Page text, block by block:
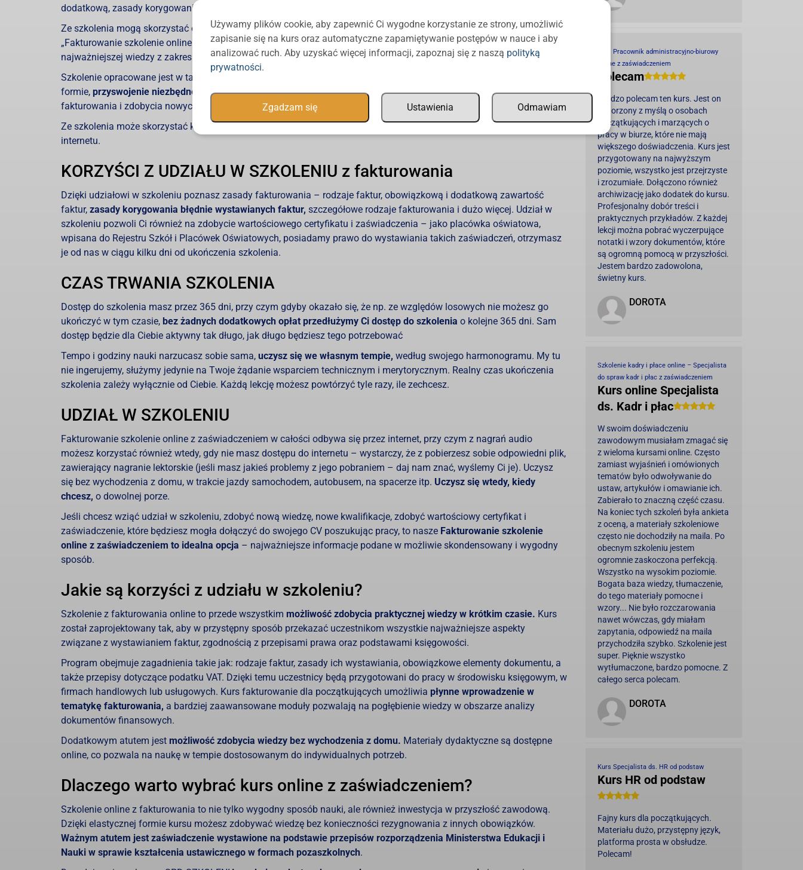
dodatkową, zasady korygowania błędów na fakturach, przechowywania faktur wystawiania faktur do paragonów itp.
Ze szkolenia mogą skorzystać osoby, które chcą się przekwalifikować czy po prostu zdobyć nowy zawód. Nasze
„Fakturowanie szkolenie online z zaświadczeniem” to wygoda i prostota korzystania, a przede wszystkim pigułka
najważniejszej wiedzy z zakresu fakturowania i stosowania jej w praktyce.
Szkolenie opracowane jest w taki sposób, aby umożliwić Ci, w stosunkowo krótkim czasie i w maksymalnie wygodnej
formie, przyswojenie niezbędnej wiedzy z zakresu wystawiania faktur.To idealny wstęp do opanowania umiejętności
fakturowania i zdobycia nowych kwalifikacji.
Ze szkolenia może skorzystać każda pełnoletnia osoba.Nie ma tu żadnych wymagań technicznych,
poza dostępem do
internetu.
KORZYŚCI Z UDZIAŁU W SZKOLENIU z fakturowania
Dzięki udziałowi w szkoleniu poznasz zasady fakturowania – rodzaje faktur, obowiązkową i dodatkową zawartość
faktur, zasady korygowania błędnie wystawianych faktur, szczegółowe rodzaje fakturowania i dużo więcej. Udział w
szkoleniu pozwoli Ci również na zdobycie wartościowego certyfikatu i zaświadczenia – jako placówka oświatowa,
wpisana do Rejestru Szkół i Placówek Oświatowych, posiadamy prawo do wystawiania takich zaświadczeń, otrzymasz
je od nas w ciągu kilku dni od ukończenia szkolenia.
CZAS TRWANIA SZKOLENIA
Dostęp do szkolenia masz przez 365 dni, przy czym gdyby okazało się, że np. ze względów losowych nie możesz go
ukończyć w tym czasie, bez żadnych dodatkowych opłat przedłużymy Ci dostęp do szkolenia o kolejne 365 dni. Sam
dostęp będzie dla Ciebie aktywny tak długo, jak długo będziesz tego potrzebować
Tempo i godziny nauki narzucasz sobie sama, uczysz się we własnym tempie, według swojego harmonogramu. My tu
nie ingerujemy, służymy jedynie na Twoje żądanie wsparciem technicznym i merytorycznym. Realny czas ukończenia
szkolenia zależy wyłącznie od Ciebie. Każdą lekcję możesz powtórzyć tyle razy, ile zechcesz.
UDZIAŁ W SZKOLENIU
Fakturowanie szkolenie online z zaświadczeniem w całości odbywa się przez internet, przy czym z nagrań audio
możesz korzystać również wtedy, gdy nie masz dostępu do internetu – wystarczy, że z pobierzesz sobie odpowiedni plik,
zawierający nagranie lektorskie (jeśli masz jakieś problemy z jego pobraniem – daj nam znać, wyślemy Ci je). Uczysz
się bez wychodzenia z domu, w trakcie jazdy samochodem, autobusem, na spacerze itp. Uczysz się wtedy, kiedy
chcesz, o dowolnej porze.
Jeśli chcesz wziąć udział w szkoleniu, zdobyć nową wiedzę, nowe kwalifikacje, zdobyć wartościowy certyfikat i
zaświadczenie, które będziesz mogła dołączyć do swojego CV poszukując pracy, to nasze Fakturowanie szkolenie
online z zaświadczeniem to idealna opcja – najważniejsze informacje podane w możliwie skondensowany i wygodny
sposób.
Jakie są korzyści z udziału w szkoleniu?
Szkolenie z fakturowania online to przede wszystkim możliwość zdobycia praktycznej wiedzy w krótkim czasie. Kurs
został zaprojektowany tak, aby w przystępny sposób przekazać uczestnikom wszystkie najważniejsze aspekty
związane z wystawianiem faktur, zgodnością z przepisami prawa oraz podstawami księgowości.
Program obejmuje zagadnienia takie jak: rodzaje faktur, zasady ich wystawiania, obowiązkowe elementy dokumentu, a
także przepisy dotyczące podatku VAT. Dzięki temu uczestnicy będą przygotowani do pracy w środowisku księgowym, w
firmach handlowych lub usługowych. Kurs fakturowanie dla początkujących umożliwia płynne wprowadzenie w
tematykę fakturowania, a bardziej zaawansowane moduły pozwalają na pogłębienie wiedzy w obszarze analizy
dokumentów finansowych.
Dodatkowym atutem jest możliwość zdobycia wiedzy bez wychodzenia z domu. Materiały dydaktyczne są dostępne
online, co pozwala na naukę w tempie dostosowanym do indywidualnych potrzeb.
Dlaczego warto wybrać kurs online z zaświadczeniem?
Szkolenie online z fakturowania to nie tylko wygodny sposób nauki, ale również inwestycja w przyszłość zawodową.
Dzięki elastycznej formie kursu możesz zdobywać wiedzę bez konieczności rezygnowania z innych obowiązków.
Ważnym atutem jest zaświadczenie wystawione na podstawie przepisów rozporządzenia Ministerstwa Edukacji i
Nauki w sprawie kształcenia ustawicznego w formach pozaszkolnych.
Kurs Pracownik administracyjno-biurowy
online z zaświadczeniem
Polecam
Bardzo polecam ten kurs. Jest on
stworzony z myślą o osobach
początkujących i marzących o
pracy w biurze, które nie mają
większego doświadczenia. Kurs jest
przygotowany na najwyższym
poziomie, wszystko jest przejrzyste
i zrozumiałe. Dołączono również
archiwizację jako dodatek do kursu.
Profesjonalny dobór treści i
praktycznych przykładów. Z każdej
lekcji można pobrać wyczerpujące
notatki i wzory dokumentów, które
są ogromną pomocą w przyszłości.
Jestem bardzo zadowolona,
świetny kurs.
DOROTA
Szkolenie kadry i płace online – Specjalista
do spraw kadr i płac z zaświadczeniem
Kurs online Specjalista
ds. Kadr i płac
W swoim doświadczeniu
zawodowym musiałam zmagać się
z wieloma kursami online. Często
zamiast wyjaśnień i omówionych
tematów było odwoływanie do
ustaw, artykułów i omawianie ich.
Zabierało to znaczną część czasu.
Na koniec tych szkoleń była ankieta
z oceną, a materiały szkoleniowe
często nie dochodziły na maila. Po
obecnym szkoleniu jestem
ogromnie zaskoczona perfekcją.
Wszystko na wysokim poziomie.
Bogata baza wiedzy, tłumaczenie,
do tego materiały pomocne i
wzory... Nie było rozczarowania
nawet wówczas, gdy miałam
zapytania, odpowiedź na maila
przychodziła szybko. Szkolenie jest
super. Pięknie wszystko
wytłumaczone, bardzo pomocne. Z
całego serca polecam.
DOROTA
Kurs Specjalista ds. HR od podstaw
Kurs HR od podstaw
Fajny kurs dla początkujących.
Materiału dużo, przystępny język,
platforma prosta w obsłudze.
Polecam!
Używamy plików cookie, aby zapewnić Ci wygodne korzystanie ze strony, umożliwić
zapisanie się na kurs oraz automatyczne zapamiętywanie postępów w nauce i aby
analizować ruch. Aby uzyskać więcej informacji, zapoznaj się z naszą polityką
prywatności.
Zgadzam się Ustawienia Odmawiam